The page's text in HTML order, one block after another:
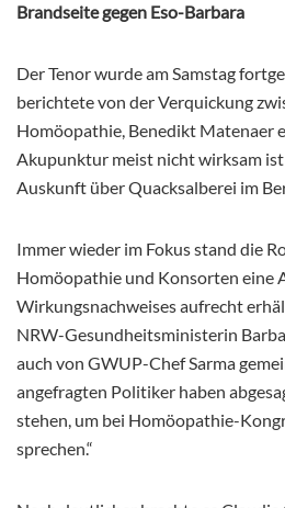
Brandseite gegen Eso-Barbara
Der Tenor wurde am Samstag
berichtete von der Verquickung
Homöopathie, Benedikt Matenaer
Akupunktur meist nicht wirksam ist
Auskunft über Quacksalberei im
Immer wieder im Fokus stand die
Homöopathie und Konsorten eine
Wirkungsnachweises aufrecht
NRW-Gesundheitsministerin
auch von GWUP-Chef Sarma
angefragten Politiker haben
stehen, um bei Homöopathie-
sprechen.“